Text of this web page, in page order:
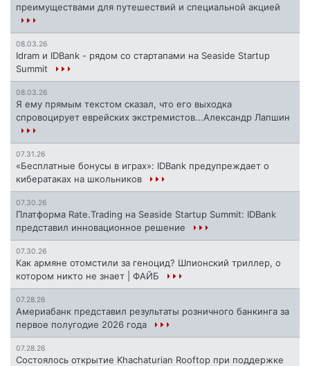
преимуществами для путешествий и специальной акцией
08.03.26
Idram и IDBank - рядом со стартапами на Seaside Startup
Summit
08.03.26
Я ему прямым текстом сказал, что его выходка
спровоцирует еврейских экстремистов...Александр Лапшин
07.31.26
«Бесплатные бонусы в играх»: IDBank предупреждает о
кибератаках на школьников
07.30.26
Платформа Rate.Trading на Seaside Startup Summit: IDBank
представил инновационное решение
07.30.26
Как армяне отомстили за геноцид? Шпионский триллер, о
котором никто не знает | ФАЙБ
07.28.26
Америабанк представил результаты розничного банкинга за
первое полугодие 2026 года
07.28.26
Состоялось открытие Khachaturian Rooftop при поддержке